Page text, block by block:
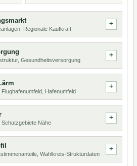
Regionale Kaufkraft
Gesundheitsversorgung
Hafenumfeld
Schutzgebiete Nähe
Wahlkreis-Strukturdaten